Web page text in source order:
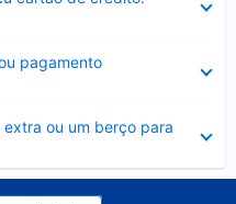
pagamento
ou um berço para